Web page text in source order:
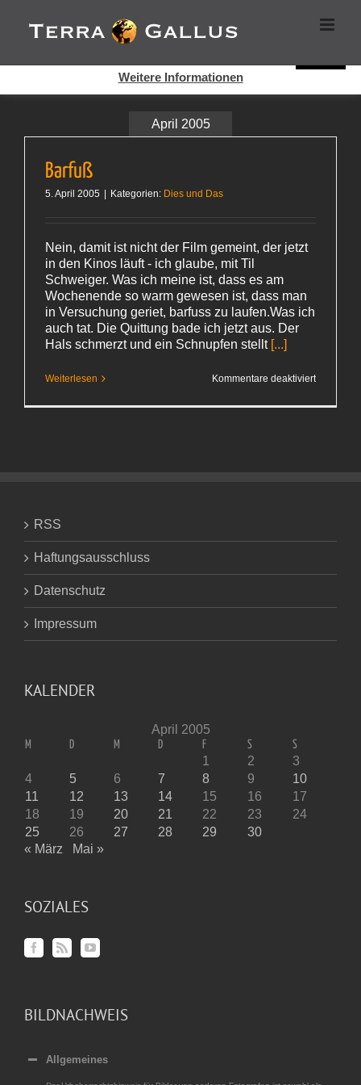
Inhalt
springen
April 2005
Barfuß
5. April 2005 Kategorien: Dies und Das
Nein, damit ist nicht der Film gemeint, der jetzt
in den Kinos läuft - ich glaube, mit Til
Schweiger. Was ich meine ist, dass es am
Wochenende so warm gewesen ist, dass man
in Versuchung geriet, barfuss zu laufen.Was ich
auch tat. Die Quittung bade ich jetzt aus. Der
Hals schmerzt und ein Schnupfen stellt [...]
Weiterlesen Kommentare deaktiviertfür
RSS
Haftungsausschluss
Datenschutz
Impressum
KALENDER
April 2005
M D M D F S S
1 2
3
4
5 6 7 8 9
10
11
12 13 14 15 16
17
18
19 20 21 22 23
24
25
26 27 28 29
30
« März
Mai »
SOZIALES
BILDNACHWEIS
Allgemeines
Cookies helfen auf auf dieser Seite bei der Bereitstellung der
Dienste. Durch die Nutzung dieser Webseite erklären Sie sich
Weitere Informationen